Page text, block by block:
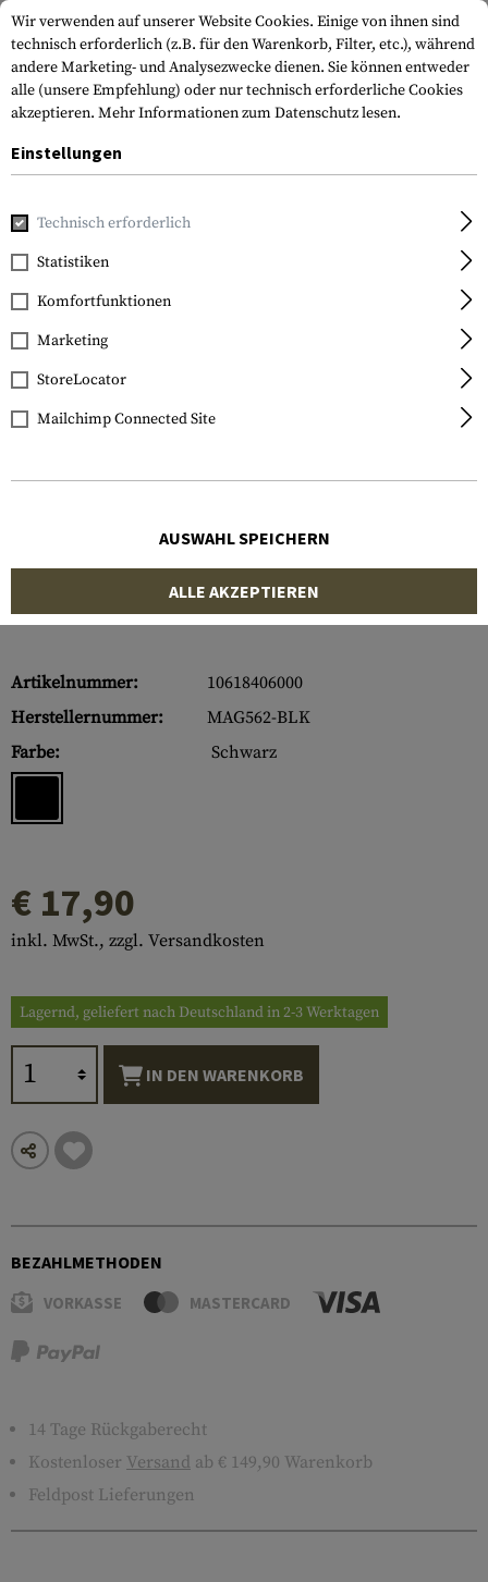
Home Waffenzubehör Kapazitätsbegrenzer
Magpul
Minus 5rds Limiter
PMAG Gen M3 7.62 3
Pack
Artikelnummer:
10618406000
Herstellernummer:
MAG562-BLK
Farbe:
Schwarz
€ 17,90
inkl. MwSt., zzgl. Versandkosten
Lagernd, geliefert nach Deutschland in 2-3 Werktagen
IN DEN WARENKORB
BEZAHLMETHODEN
VORKASSE MASTERCARD
14 Tage Rückgaberecht
Kostenloser Versand ab € 149,90 Warenkorb
Feldpost Lieferungen
Wir verwenden auf unserer Website Cookies. Einige von ihnen sind
technisch erforderlich (z.B. für den Warenkorb, Filter, etc.), während
andere Marketing- und Analysezwecke dienen. Sie können entweder
alle (unsere Empfehlung) oder nur technisch erforderliche Cookies
akzeptieren. Mehr Informationen zum Datenschutz lesen.
Einstellungen
Technisch erforderlich
Statistiken
Komfortfunktionen
Marketing
StoreLocator
Mailchimp Connected Site
AUSWAHL SPEICHERN
ALLE AKZEPTIEREN